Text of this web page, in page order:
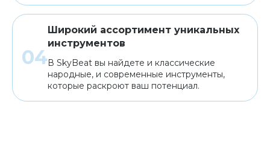
Широкий ассортимент уникальных
инструментов
В SkyBeat вы найдете и классические
народные, и современные инструменты,
которые раскроют ваш потенциал.